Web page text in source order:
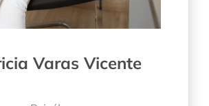
Varas Vicente